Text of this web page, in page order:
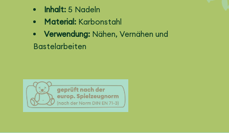
Inhalt:5 Nadeln
Material:Karbonstahl
Verwendung:Nähen, Vernähen und
Bastelarbeiten